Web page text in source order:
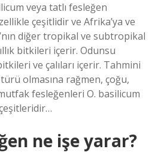
veya tatlı fesleğen
çeşitlidir ve Afrika’ya ve
diğer tropikal ve subtropikal
bitkileri içerir. Odunsu
ve çalıları içerir. Tahmini
olmasına rağmen, çoğu,
fesleğenleri O. basilicum
ne işe yarar?